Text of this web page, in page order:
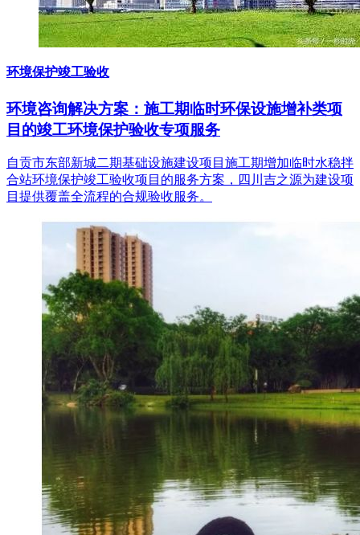
环境保护竣工验收
环境咨询解决方案：施工期临时环保设施增补类项
目的竣工环境保护验收专项服务
自贡市东部新城二期基础设施建设项目施工期增加临时水稳拌
合站环境保护竣工验收项目的服务方案，四川吉之源为建设项
目提供覆盖全流程的合规验收服务。